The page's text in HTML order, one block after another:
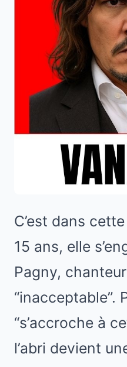
C’est dans
15 ans, elle
Pagny,
“inacceptable”.
“s’accroche à
l’abri devient